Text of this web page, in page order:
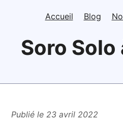
Accueil Blog
Soro Solo
Publié le 23 avril 2022